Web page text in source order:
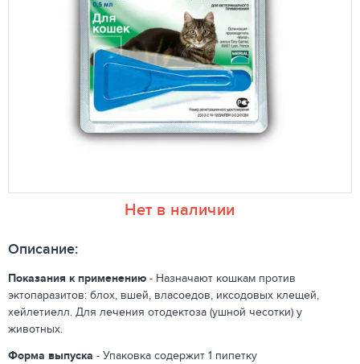
Нет в наличии
Описание:
Показания к применению - Назначают кошкам против
эктопаразитов: блох, вшей, власоедов, иксодовых клещей,
хейлетиелл. Для лечения отодектоза (ушной чесотки) у
животных.
Форма выпуска - Упаковка содержит 1 пипетку